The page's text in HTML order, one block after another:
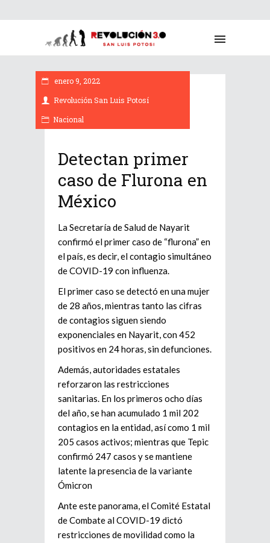
enero 9, 2022
Revolución San Luis Potosí
Nacional
Detectan primer
caso de Flurona en
México
La Secretaría de Salud de Nayarit
confirmó el primer caso de “flurona” en
el país, es decir, el contagio simultáneo
de COVID-19 con influenza.
El primer caso se detectó en una mujer
de 28 años, mientras tanto las cifras
de contagios siguen siendo
exponenciales en Nayarit, con 452
positivos en 24 horas, sin defunciones.
Además, autoridades estatales
reforzaron las restricciones
sanitarias. En los primeros ocho días
del año, se han acumulado 1 mil 202
contagios en la entidad, así como 1 mil
205 casos activos; mientras que Tepic
confirmó 247 casos y se mantiene
latente la presencia de la variante
Ómicron
Ante este panorama, el Comité Estatal
de Combate al COVID-19 dictó
restricciones de movilidad como la